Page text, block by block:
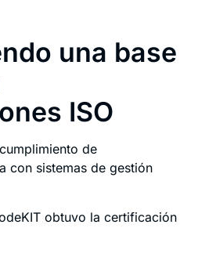
una base
ISO
de
con sistemas de gestión
obtuvo la certificación